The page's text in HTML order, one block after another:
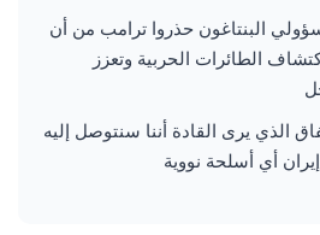
البنتاغون حذروا ترامب من أن
الطائرات الحربية وتعزز
الذي يرى القادة أننا سنتوصل إليه
أي أسلحة نووية